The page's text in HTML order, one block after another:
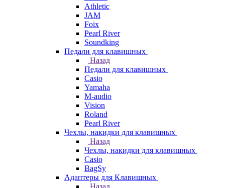
Athletic
JAM
Foix
Pearl River
Soundking
Педали для клавишных
Назад
Педали для клавишных
Casio
Yamaha
M-audio
Vision
Roland
Pearl River
Чехлы, накидки для клавишных
Назад
Чехлы, накидки для клавишных
Casio
BagSy
Адаптеры для Клавишных
Назад